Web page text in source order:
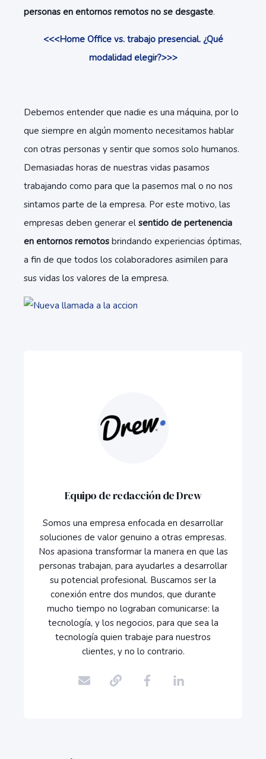
personas en entornos remotos no se desgaste.
<<<Home Office vs. trabajo presencial. ¿Qué
modalidad elegir?>>>
Debemos entender que nadie es una máquina, por lo
que siempre en algún momento necesitamos hablar
con otras personas y sentir que somos solo humanos.
Demasiadas horas de nuestras vidas pasamos
trabajando como para que la pasemos mal o no nos
sintamos parte de la empresa. Por este motivo, las
empresas deben generar el sentido de pertenencia
en entornos remotos brindando experiencias óptimas,
a fin de que todos los colaboradores asimilen para
sus vidas los valores de la empresa.
Equipo de redacción de Drew
Somos una empresa enfocada en desarrollar
soluciones de valor genuino a otras empresas.
Nos apasiona transformar la manera en que las
personas trabajan, para ayudarles a desarrollar
su potencial profesional. Buscamos ser la
conexión entre dos mundos, que durante
mucho tiempo no lograban comunicarse: la
tecnología, y los negocios, para que sea la
tecnología quien trabaje para nuestros
clientes, y no lo contrario.